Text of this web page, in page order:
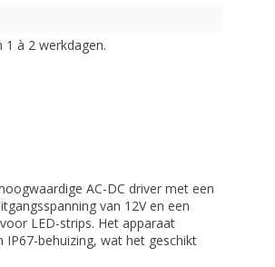
à 2 werkdagen.
AC-DC driver met een
van 12V en een
LED-strips. Het apparaat
behuizing, wat het geschikt